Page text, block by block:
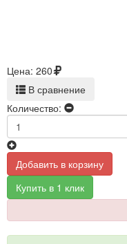
Цена: 260
В сравнение
Количество:
Добавить в корзину
Купить в 1 клик